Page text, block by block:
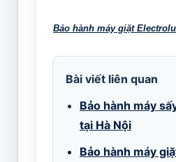
Bảo hành máy giặt
Bài viết liên quan
Bảo hành máy
tại Hà Nội
Bảo hành máy